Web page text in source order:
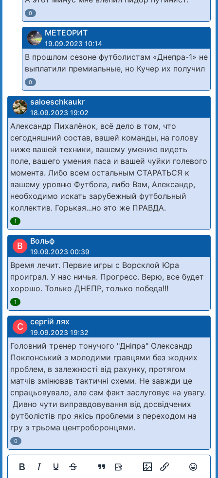
0
МЕТЕОРИТ
19.09.2023 10:14
В прошлом сезоне футболистам «Днепра-1» не
выплатили премиальные, но Кучер их получил
0
saloeschkaukr
18.09.2023 19:02
Александр Пихалёнок, всё дело в том, что
сегодняшний состав, вашей команды, на голову
ниже вашей техники, вашему умению видеть
поле, вашего умения паса и вашей чуйки голевого
момента. Либо всем остальным СТАРАТЬСЯ к
вашему уровню Футбола, либо Вам, Александр,
необходимо искать зарубежный футбольный
коллектив. Горькая...но это же ПРАВДА.
1
В Вольф
19.09.2023 00:39
Время лечит. Первие игры с Ворсклой Юра
проиграл. У нас ничья. Прогресс. Верю, все будет
хорошо. Только ДНЕПР, только победа!!!
1
С сергій лях
19.09.2023 19:32
Головний тренер тонучого "Дніпра" Олександр
Поклонський з молодими гравцями без жодних
проблем, в залежності від рахунку, протягом
матчів змінював тактичні схеми. Не завжди це
спрацьовувало, але сам факт заслуговує на увагу.
Дивно чути виправдовування від досвідчених
футболістів про якісь проблеми з переходом на
гру з трьома центроборонцями.
0